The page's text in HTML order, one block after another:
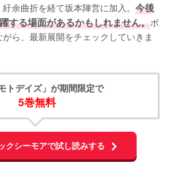
余曲折を経て坂本陣営に加入。 今後
する場面があるかもしれません。ボ
ら、最新展開をチェックしていきま
トデイズ」が期間限定で
5巻無料
クシーモアで試し読みする